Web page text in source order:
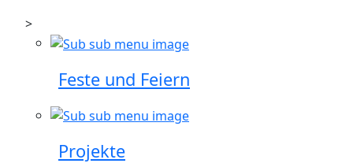
>
Feste und Feiern
Projekte